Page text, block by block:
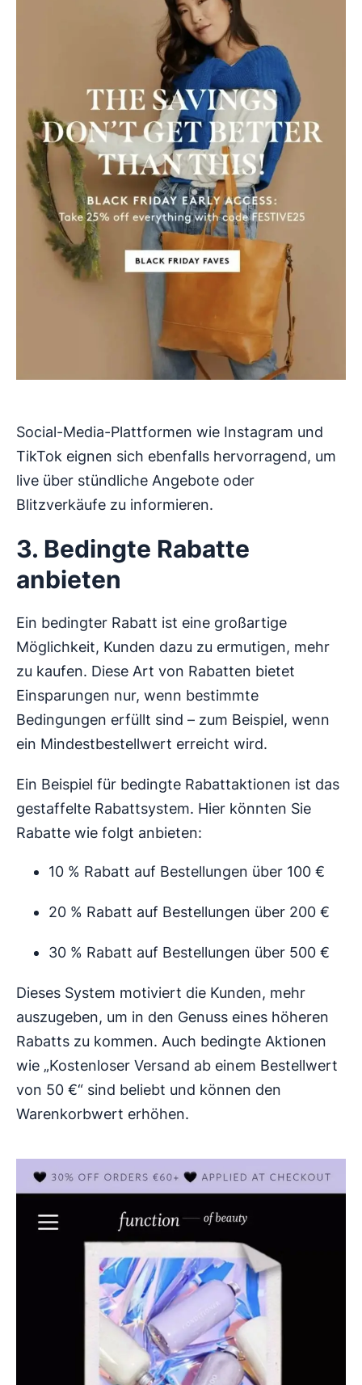
Social-Media-Plattformen wie Instagram und
TikTok eignen sich ebenfalls hervorragend, um
live über stündliche Angebote oder
Blitzverkäufe zu informieren.
3. Bedingte Rabatte
anbieten
Ein bedingter Rabatt ist eine großartige
Möglichkeit, Kunden dazu zu ermutigen, mehr
zu kaufen. Diese Art von Rabatten bietet
Einsparungen nur, wenn bestimmte
Bedingungen erfüllt sind – zum Beispiel, wenn
ein Mindestbestellwert erreicht wird.
Ein Beispiel für bedingte Rabattaktionen ist das
gestaffelte Rabattsystem. Hier könnten Sie
Rabatte wie folgt anbieten:
10 % Rabatt auf Bestellungen über 100 €
20 % Rabatt auf Bestellungen über 200 €
30 % Rabatt auf Bestellungen über 500 €
Dieses System motiviert die Kunden, mehr
auszugeben, um in den Genuss eines höheren
Rabatts zu kommen. Auch bedingte Aktionen
wie „Kostenloser Versand ab einem Bestellwert
von 50 €“ sind beliebt und können den
Warenkorbwert erhöhen.